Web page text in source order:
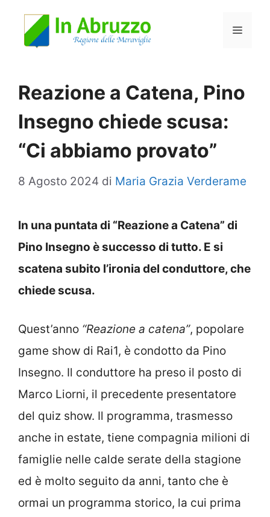
Menu
Reazione a Catena, Pino
Insegno chiede scusa:
“Ci abbiamo provato”
8 Agosto 2024 di Maria Grazia Verderame
In una puntata di “Reazione a Catena” di
Pino Insegno è successo di tutto. E si
scatena subito l’ironia del conduttore, che
chiede scusa.
Quest’anno “Reazione a catena”, popolare
game show di Rai1, è condotto da Pino
Insegno. Il conduttore ha preso il posto di
Marco Liorni, il precedente presentatore
del quiz show. Il programma, trasmesso
anche in estate, tiene compagnia milioni di
famiglie nelle calde serate della stagione
ed è molto seguito da anni, tanto che è
ormai un programma storico, la cui prima